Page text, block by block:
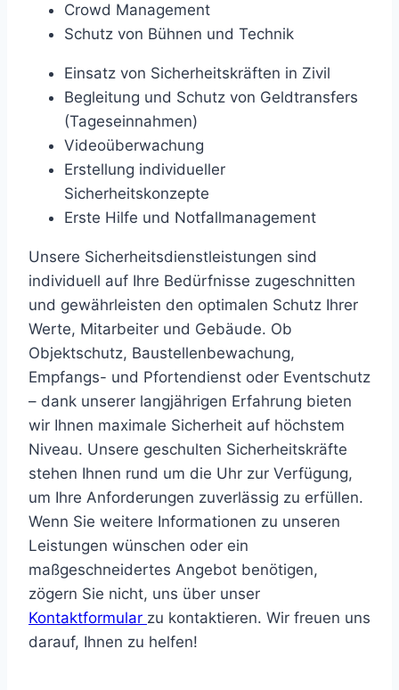
Crowd Management
Schutz von Bühnen und Technik
Einsatz von Sicherheitskräften in Zivil
Begleitung und Schutz von Geldtransfers
(Tageseinnahmen)
Videoüberwachung
Erstellung individueller
Sicherheitskonzepte
Erste Hilfe und Notfallmanagement
Unsere Sicherheitsdienstleistungen sind
individuell auf Ihre Bedürfnisse zugeschnitten
und gewährleisten den optimalen Schutz Ihrer
Werte, Mitarbeiter und Gebäude. Ob
Objektschutz, Baustellenbewachung,
Empfangs- und Pfortendienst oder Eventschutz
– dank unserer langjährigen Erfahrung bieten
wir Ihnen maximale Sicherheit auf höchstem
Niveau. Unsere geschulten Sicherheitskräfte
stehen Ihnen rund um die Uhr zur Verfügung,
um Ihre Anforderungen zuverlässig zu erfüllen.
Wenn Sie weitere Informationen zu unseren
Leistungen wünschen oder ein
maßgeschneidertes Angebot benötigen,
zögern Sie nicht, uns über unser
Kontaktformular zu kontaktieren. Wir freuen uns
darauf, Ihnen zu helfen!